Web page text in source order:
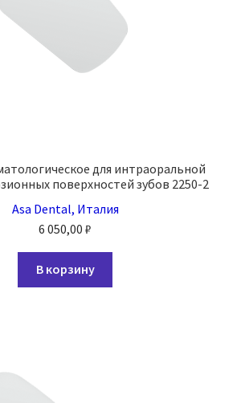
для интраоральной
поверхностей зубов 2250-2
Asa Dental, Италия
6 050,00 ₽
В корзину